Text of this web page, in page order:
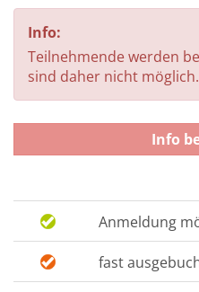
Info:
Teilnehmende werden
sind daher nicht möglich.
Info
Anmeldung
fast